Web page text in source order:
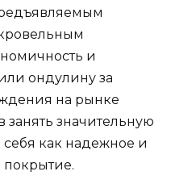
и
ондулину за
на рынке
занять значительную
как надежное и
покрытие.